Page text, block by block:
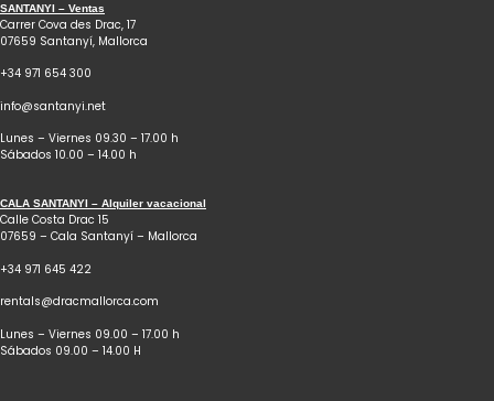
SANTANYI – Ventas
Carrer Cova des Drac, 17
07659 Santanyí, Mallorca
+34 971 654 300
info@santanyi.net
Lunes – Viernes 09.30 – 17.00 h
Sábados 10.00 – 14.00 h
CALA SANTANYI – Alquiler vacacional
Calle Costa Drac 15
07659 – Cala Santanyí – Mallorca
+34 971 645 422
rentals@dracmallorca.com
Lunes – Viernes 09.00 – 17.00 h
Sábados 09.00 – 14.00 H